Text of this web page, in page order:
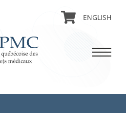
ENGLISH